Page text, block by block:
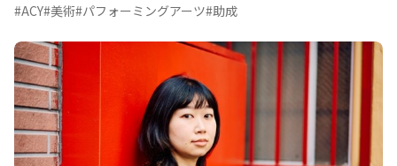
#ACY#美術#パフォーミングアーツ#助成